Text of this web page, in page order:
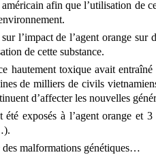
afin que l’utilisation de
l’impact de l’agent orange sur
de cette substance.
hautement toxique avait entraîné
de milliers de civils
d’affecter les nouvelles
exposés à l’agent orange et
des malformations génétiques…